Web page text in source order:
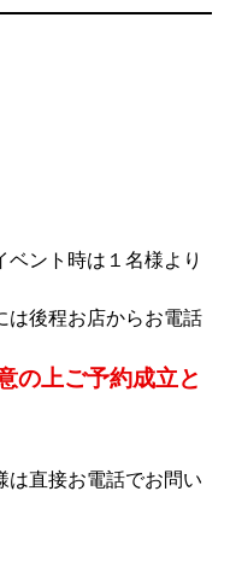
ベント時は１名様より
は後程お店からお電話
の上ご予約成立と
は直接お電話でお問い